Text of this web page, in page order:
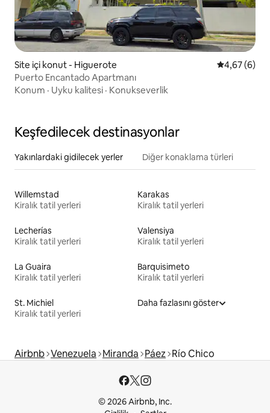
Site içi konut - Higuerote 5 üzerinden
4,67 (6)
Puerto Encantado Apartmanı
Konum · Uyku kalitesi · Konukseverlik
Keşfedilecek destinasyonlar
Yakınlardaki gidilecek yerler Diğer konaklama türleri
Willemstad
Kiralık tatil yerleri
Karakas
Kiralık tatil yerleri
Lecherías
Kiralık tatil yerleri
Valensiya
Kiralık tatil yerleri
La Guaira
Kiralık tatil yerleri
Barquisimeto
Kiralık tatil yerleri
St. Michiel
Kiralık tatil yerleri
Daha fazlasını göster
Airbnb Venezuela Miranda Páez Río Chico
© 2026 Airbnb, Inc.